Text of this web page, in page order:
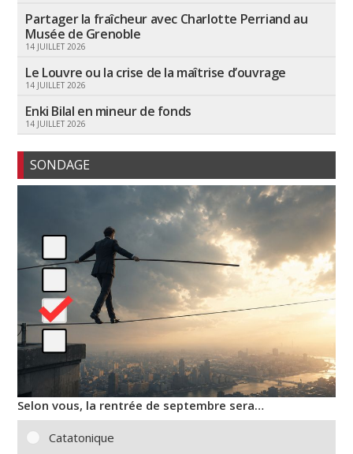
Partager la fraîcheur avec Charlotte Perriand au
Musée de Grenoble
14 JUILLET 2026
Le Louvre ou la crise de la maîtrise d’ouvrage
14 JUILLET 2026
Enki Bilal en mineur de fonds
14 JUILLET 2026
SONDAGE
Selon vous, la rentrée de septembre sera…
Catatonique